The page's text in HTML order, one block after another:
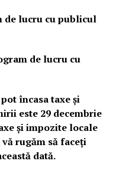
de lucru cu publicul
de lucru cu
încasa taxe și
este 29 decembrie
și impozite locale
rugăm să faceți
dată.